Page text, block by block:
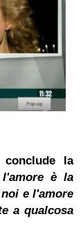
la
l'amore è la
e l'amore
a qualcosa